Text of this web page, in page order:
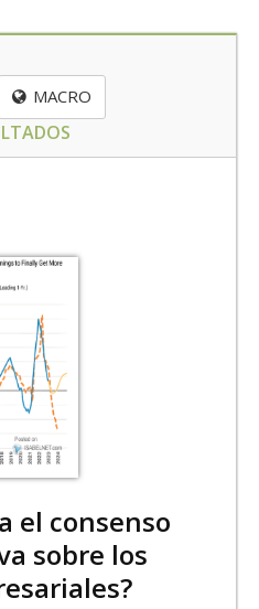
MACRO
el consenso
sobre los